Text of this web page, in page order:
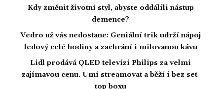
Kdy změnit životní styl, abyste oddálili nástup
demence?
Vedro už vás nedostane: Geniální trik udrží nápoj
ledový celé hodiny a zachrání i milovanou kávu
Lidl prodává QLED televizi Philips za velmi
zajímavou cenu. Umí streamovat a běží i bez set-
top boxu